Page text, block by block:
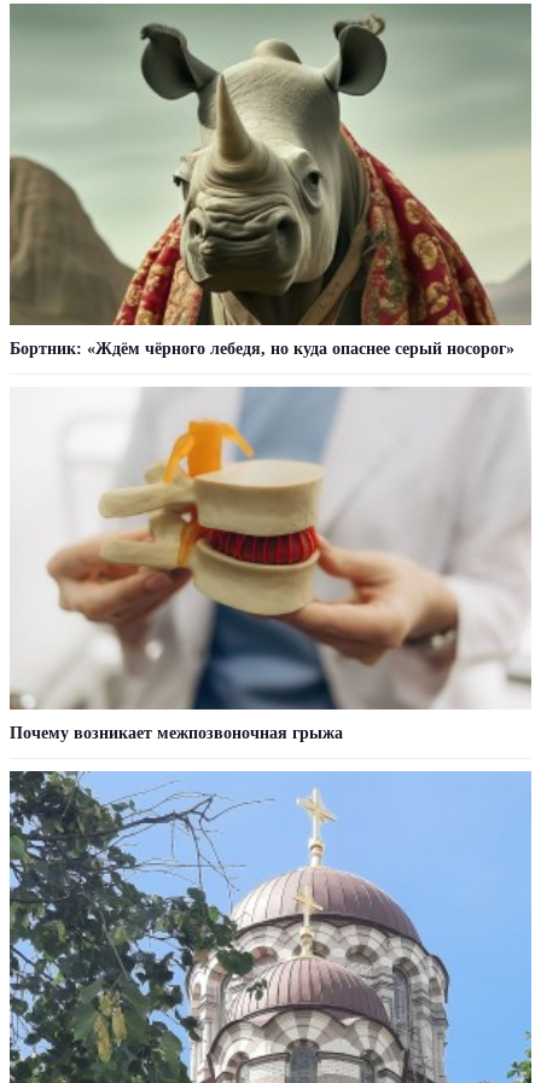
Бортник: «Ждём чёрного лебедя, но куда опаснее серый носорог»
Почему возникает межпозвоночная грыжа